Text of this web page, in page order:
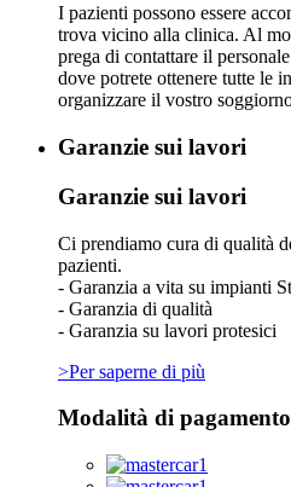
I pazienti possono essere
trova vicino alla clinica. Al
prega di contattare il
dove potrete ottenere tutte le
organizzare il vostro
Garanzie sui lavori
Garanzie sui lavori
Ci prendiamo cura di qualità
pazienti.
- Garanzia a vita su impianti
- Garanzia di qualità
- Garanzia su lavori protesici
>Per saperne di più
Modalità di pagamento